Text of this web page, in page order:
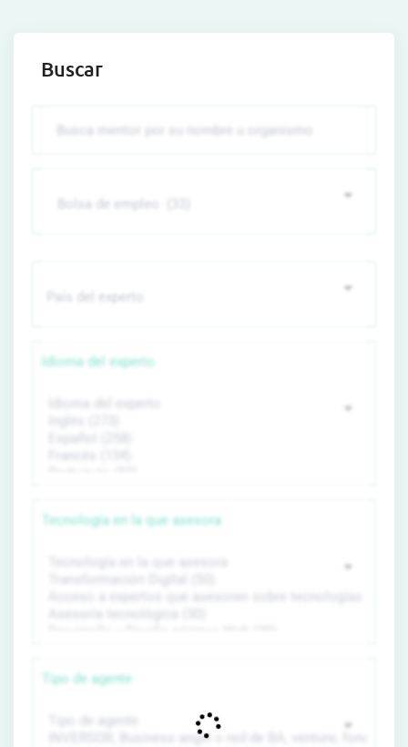
Buscar
Idioma del experto
Tecnología en la que asesora
Tipo de agente